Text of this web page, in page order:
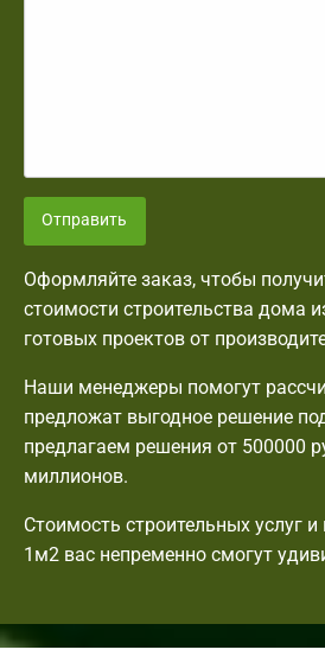
Отправить
Оформляйте заказ, чтобы
стоимости строительства дома
готовых проектов от
Наши менеджеры помогут
предложат выгодное решение
предлагаем решения от 500000
миллионов.
Стоимость строительных услуг
1м2 вас непременно смогут